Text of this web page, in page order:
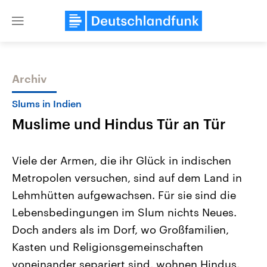
Close
Themen
Landtagswahl Sachsen-Anhalt
2026
Alle Informationen
Sachsen-Anhalt wählt am 6.
September 2026 einen neuen
Landtag. Seit 2021 wird das
Bundesland von einer Koalition aus
USA
Aktuelle Beiträge,
Hintergründe
Wirtschaftlich und
gehören die Vereinigten
mit großem Einfluss auf
Archiv
Slums in Indien
Muslime und Hindus Tür an Tür
Viele der Armen, die ihr Glück in indischen
Metropolen versuchen, sind auf dem Land in
Lehmhütten aufgewachsen. Für sie sind die
Lebensbedingungen im Slum nichts Neues.
Doch anders als im Dorf, wo Großfamilien,
Kasten und Religionsgemeinschaften
voneinander separiert sind, wohnen Hindus,